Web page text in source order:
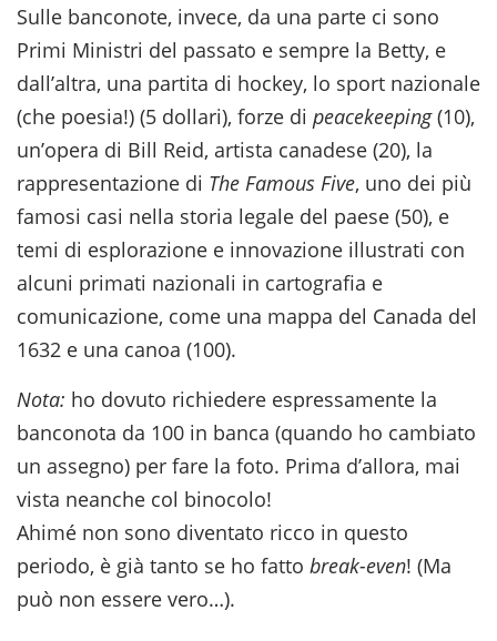
Sulle banconote, invece, da una parte ci sono
Primi Ministri del passato e sempre la Betty, e
dall’altra, una partita di hockey, lo sport nazionale
(che poesia!) (5 dollari), forze di peacekeeping(10),
un’opera di Bill Reid, artista canadese (20), la
rappresentazione di The Famous Five, uno dei più
famosi casi nella storia legale del paese (50), e
temi di esplorazione e innovazione illustrati con
alcuni primati nazionali in cartografia e
comunicazione, come una mappa del Canada del
1632 e una canoa (100).
Nota: ho dovuto richiedere espressamente la
banconota da 100 in banca (quando ho cambiato
un assegno) per fare la foto. Prima d’allora, mai
vista neanche col binocolo!
Ahimé non sono diventato ricco in questo
periodo, è già tanto se ho fatto break-even! (Ma
può non essere vero…).